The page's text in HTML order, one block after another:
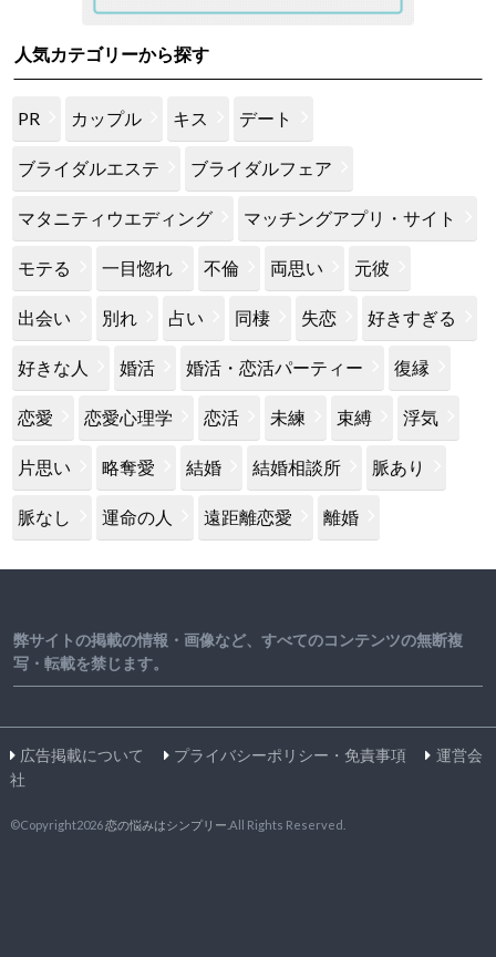
人気カテゴリーから探す
PR カップル キス デート
ブライダルエステ ブライダルフェア
マタニティウエディング マッチングアプリ・サイト
モテる 一目惚れ 不倫 両思い 元彼
出会い 別れ 占い 同棲 失恋 好きすぎる
好きな人 婚活 婚活・恋活パーティー 復縁
恋愛 恋愛心理学 恋活 未練 束縛 浮気
片思い 略奪愛 結婚 結婚相談所 脈あり
脈なし 運命の人 遠距離恋愛 離婚
弊サイトの掲載の情報・画像など、すべてのコンテンツの無断複
写・転載を禁じます。
広告掲載について プライバシーポリシー・免責事項
運営会
社
©Copyright2026恋の悩みはシンプリー .All Rights Reserved.